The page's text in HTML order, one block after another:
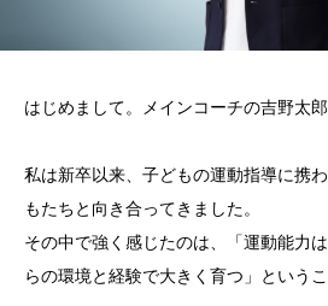
はじめまして。メインコーチの吉野太郎
私は新卒以来、子どもの運動指導に携
もたちと向き合ってきました。
その中で強く感じたのは、「運動能力
らの環境と経験で大きく育つ」というこ